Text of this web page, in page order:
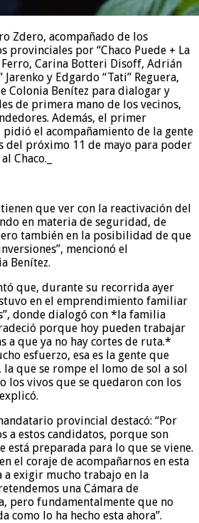
Zdero, acompañado de los
provinciales por “Chaco Puede + La
Carina Botteri Disoff, Adrián
y Edgardo “Tati” Reguera,
Colonia Benítez para dialogar y
de primera mano de los vecinos,
Además, el primer
el acompañamiento de la gente
del próximo 11 de mayo para poder
Chaco._
que ver con la reactivación del
en materia de seguridad, de
también en la posibilidad de que
mencionó el
Benítez.
que, durante su recorrida ayer
en el emprendimiento familiar
donde dialogó con *la familia
porque hoy pueden trabajar
a que ya no hay cortes de ruta.*
esfuerzo, esa es la gente que
la que se rompe el lomo de sol a sol
los vivos que se quedaron con los
provincial destacó: “Por
a estos candidatos, porque son
está preparada para lo que se viene.
el coraje de acompañarnos en esta
a exigir mucho trabajo en la
una Cámara de
pero fundamentalmente que no
como lo ha hecho esta ahora”.